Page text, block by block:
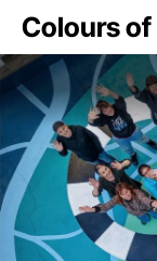
Zum
Inhalt
springen
Colours of